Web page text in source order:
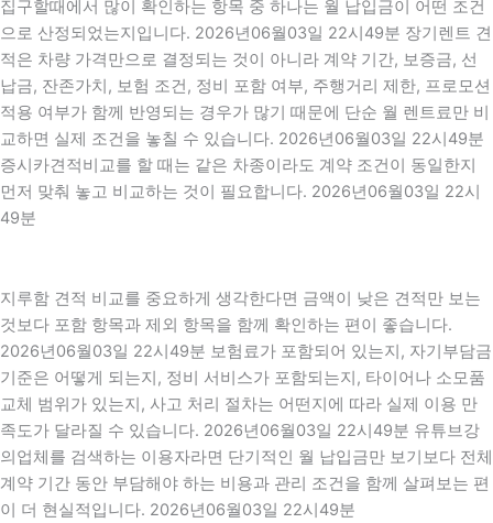
집구할때에서 많이 확인하는 항목 중 하나는 월 납입금이 어떤 조건
으로 산정되었는지입니다. 2026년06월03일 22시49분 장기렌트 견
적은 차량 가격만으로 결정되는 것이 아니라 계약 기간, 보증금, 선
납금, 잔존가치, 보험 조건, 정비 포함 여부, 주행거리 제한, 프로모션
적용 여부가 함께 반영되는 경우가 많기 때문에 단순 월 렌트료만 비
교하면 실제 조건을 놓칠 수 있습니다. 2026년06월03일 22시49분
증시카견적비교를 할 때는 같은 차종이라도 계약 조건이 동일한지
먼저 맞춰 놓고 비교하는 것이 필요합니다. 2026년06월03일 22시
49분
지루함 견적 비교를 중요하게 생각한다면 금액이 낮은 견적만 보는
것보다 포함 항목과 제외 항목을 함께 확인하는 편이 좋습니다.
2026년06월03일 22시49분 보험료가 포함되어 있는지, 자기부담금
기준은 어떻게 되는지, 정비 서비스가 포함되는지, 타이어나 소모품
교체 범위가 있는지, 사고 처리 절차는 어떤지에 따라 실제 이용 만
족도가 달라질 수 있습니다. 2026년06월03일 22시49분 유튜브강
의업체를 검색하는 이용자라면 단기적인 월 납입금만 보기보다 전체
계약 기간 동안 부담해야 하는 비용과 관리 조건을 함께 살펴보는 편
이 더 현실적입니다. 2026년06월03일 22시49분